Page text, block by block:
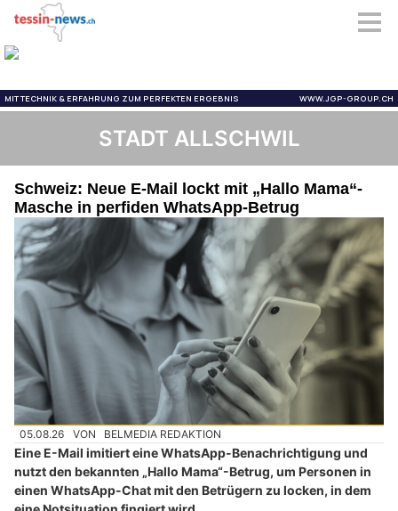
STADT ALLSCHWIL
Schweiz: Neue E-Mail lockt mit „Hallo Mama“-
Masche in perfiden WhatsApp-Betrug
05.08.26 VON BELMEDIA REDAKTION
Eine E-Mail imitiert eine WhatsApp-Benachrichtigung und
nutzt den bekannten „Hallo Mama“-Betrug, um Personen in
einen WhatsApp-Chat mit den Betrügern zu locken, in dem